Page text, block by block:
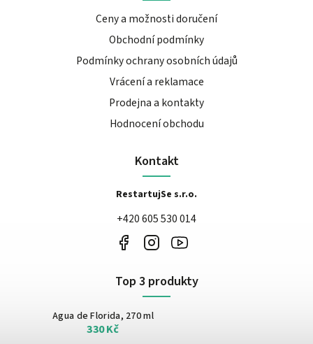
Ceny a možnosti doručení
Obchodní podmínky
Podmínky ochrany osobních údajů
Vrácení a reklamace
Prodejna a kontakty
Hodnocení obchodu
Kontakt
RestartujSe s.r.o.
+420 605 530 014
Top 3 produkty
Agua de Florida, 270 ml
330 Kč